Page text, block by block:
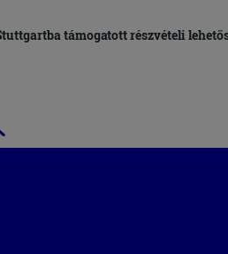
támogatott részvételi